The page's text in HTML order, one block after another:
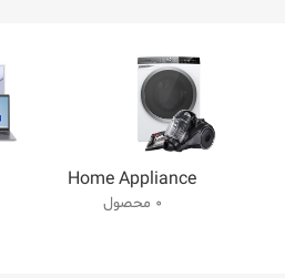
Home Appliance
0 محصول